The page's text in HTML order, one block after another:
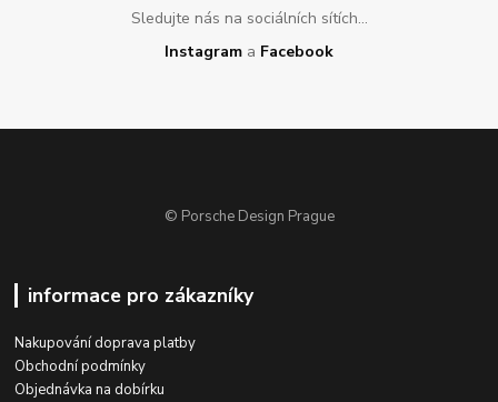
Sledujte nás na sociálních sítích...
Instagram a Facebook
© Porsche Design Prague
informace pro zákazníky
Nakupování doprava platby
Obchodní podmínky
Objednávka na dobírku